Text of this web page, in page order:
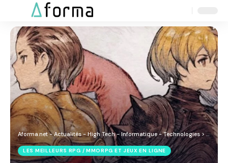
Resizer
Aforma.net - Actualités - High Tech - Informatique - Technologies > Blog
LES MEILLEURS RPG / MMORPG ET JEUX EN LIGNE